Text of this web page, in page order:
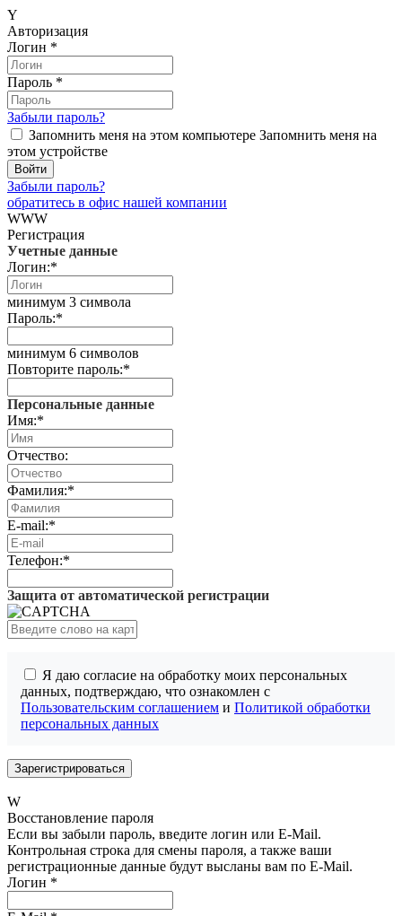
Y
Авторизация
Логин *
Пароль *
Забыли пароль?
Запомнить меня на этом компьютере Запомнить меня на
этом устройстве
Забыли пароль?
обратитесь в офис нашей компании
WWW
Регистрация
Учетные данные
Логин:*
минимум 3 символа
Пароль:*
минимум 6 символов
Повторите пароль:*
Персональные данные
Имя:*
Отчество:
Фамилия:*
E-mail:*
Телефон:*
Защита от автоматической регистрации
Я даю согласие на обработку моих персональных
данных, подтверждаю, что ознакомлен с
Пользовательским соглашением и Политикой обработки
персональных данных
W
Восстановление пароля
Если вы забыли пароль, введите логин или E-Mail.
Контрольная строка для смены пароля, а также ваши
регистрационные данные будут высланы вам по E-Mail.
Логин *